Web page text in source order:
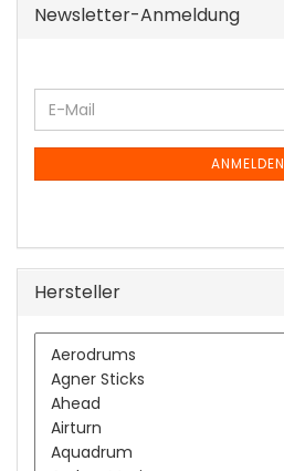
Newsletter-Anmeldung
WEITER
ZUR
NEWSLETTER-
E-
Mail
ANMELDEN
Hersteller